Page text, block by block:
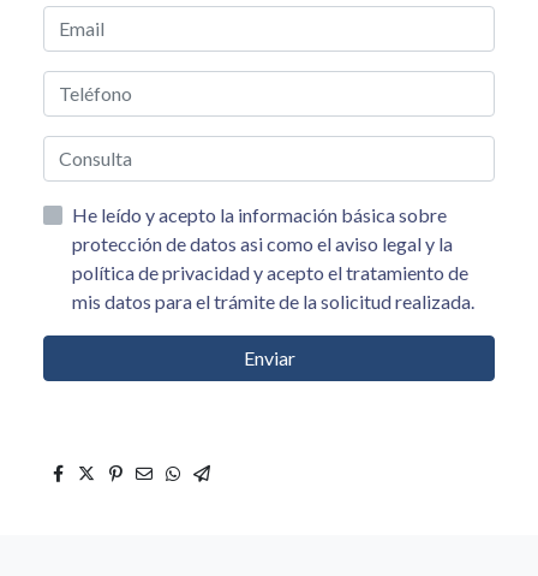
He leído y acepto la información básica sobre
protección de datos asi como el aviso legal y la
política de privacidad y acepto el tratamiento de
mis datos para el trámite de la solicitud realizada.
Enviar